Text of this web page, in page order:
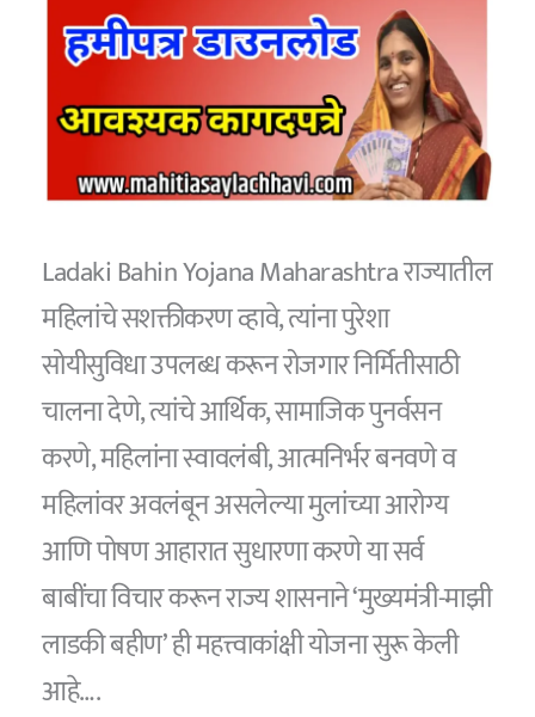
Ladaki Bahin Yojana Maharashtra राज्यातील
महिलांचे सशक्तीकरण व्हावे, त्यांना पुरेशा
सोयीसुविधा उपलब्ध करून रोजगार निर्मितीसाठी
चालना देणे, त्यांचे आर्थिक, सामाजिक पुनर्वसन
करणे, महिलांना स्वावलंबी, आत्मनिर्भर बनवणे व
महिलांवर अवलंबून असलेल्या मुलांच्या आरोग्य
आणि पोषण आहारात सुधारणा करणे या सर्व
बाबींचा विचार करून राज्य शासनाने ‘मुख्यमंत्री-माझी
लाडकी बहीण’ ही महत्त्वाकांक्षी योजना सुरू केली
आहे….